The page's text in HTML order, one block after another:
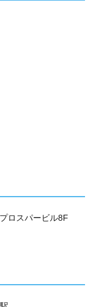
ロスパービル8F